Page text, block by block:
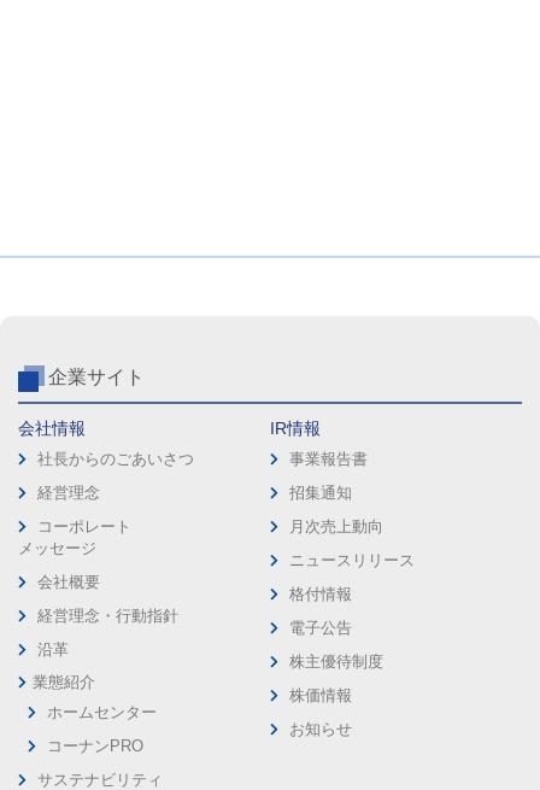
企業サイト
会社情報
社長からのごあいさつ
経営理念
コーポレート
メッセージ
会社概要
経営理念・行動指針
沿革
業態紹介
ホームセンター
コーナンPRO
サステナビリティ
IR情報
事業報告書
招集通知
月次売上動向
ニュースリリース
格付情報
電子公告
株主優待制度
株価情報
お知らせ